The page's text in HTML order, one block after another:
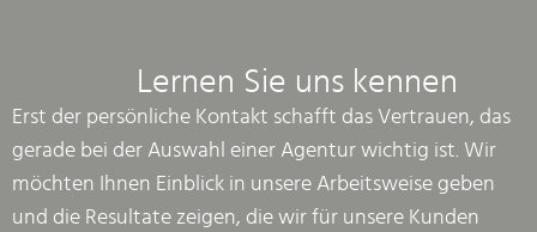
Lernen Sie uns kennen
Erst der persönliche Kontakt schafft das Vertrauen, das
gerade bei der Auswahl einer Agentur wichtig ist. Wir
möchten Ihnen Einblick in unsere Arbeitsweise geben
und die Resultate zeigen, die wir für unsere Kunden